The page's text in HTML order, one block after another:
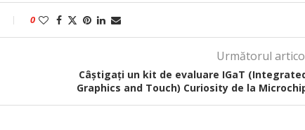
0
Următorul
Câștigați un kit de evaluare IGaT
Graphics and Touch) Curiosity de la